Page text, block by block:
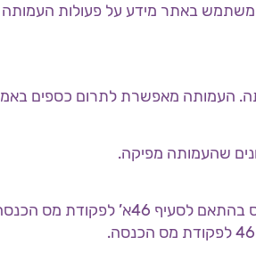
7. התרומות לעמותה מוכרות